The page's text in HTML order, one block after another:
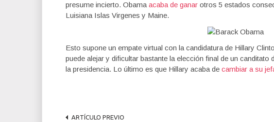
presume incierto. Obama acaba de ganar otros 5 estados
Luisiana Islas Virgenes y Maine.
Esto supone un empate virtual con la candidatura de Hillary
puede alejar y dificultar bastante la elección final de un
la presidencia. Lo último es que Hillary acaba de cambiar a su
ARTÍCULO PREVIO